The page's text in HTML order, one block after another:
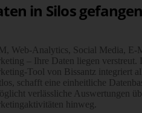
in Silos
Web-Analytics, Social Media, E-
– Ihre Daten liegen verstreut.
Tool von Bissantz inte­griert
schafft eine ein­heit­liche
verläss­liche Aus­wer­tungen
hinweg.